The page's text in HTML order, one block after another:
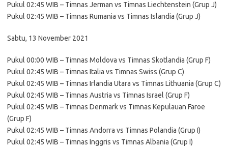
Pukul 02:45 WIB – Timnas Jerman vs Timnas Liechtenstein (Grup J)
Pukul 02:45 WIB – Timnas Rumania vs Timnas Islandia (Grup J)
Sabtu, 13 November 2021
Pukul 00:00 WIB – Timnas Moldova vs Timnas Skotlandia (Grup F)
Pukul 02:45 WIB – Timnas Italia vs Timnas Swiss (Grup C)
Pukul 02:45 WIB – Timnas Irlandia Utara vs Timnas Lithuania (Grup C)
Pukul 02:45 WIB – Timnas Austria vs Timnas Israel (Grup F)
Pukul 02:45 WIB – Timnas Denmark vs Timnas Kepulauan Faroe
(Grup F)
Pukul 02:45 WIB – Timnas Andorra vs Timnas Polandia (Grup I)
Pukul 02:45 WIB – Timnas Inggris vs Timnas Albania (Grup I)